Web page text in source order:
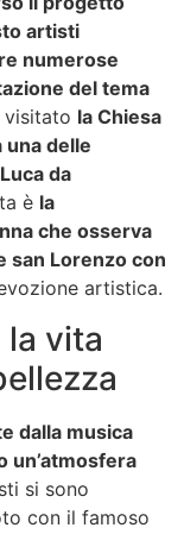
artisti
numerose
del tema
visitato la Chiesa
una delle
da
è la
che osserva
san Lorenzo con
artistica.
vita
dalla musica
un’atmosfera
si sono
con il famoso